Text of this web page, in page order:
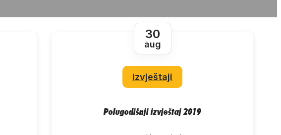
30
aug
Izvještaji
Polugodišnji izvještaj 2019